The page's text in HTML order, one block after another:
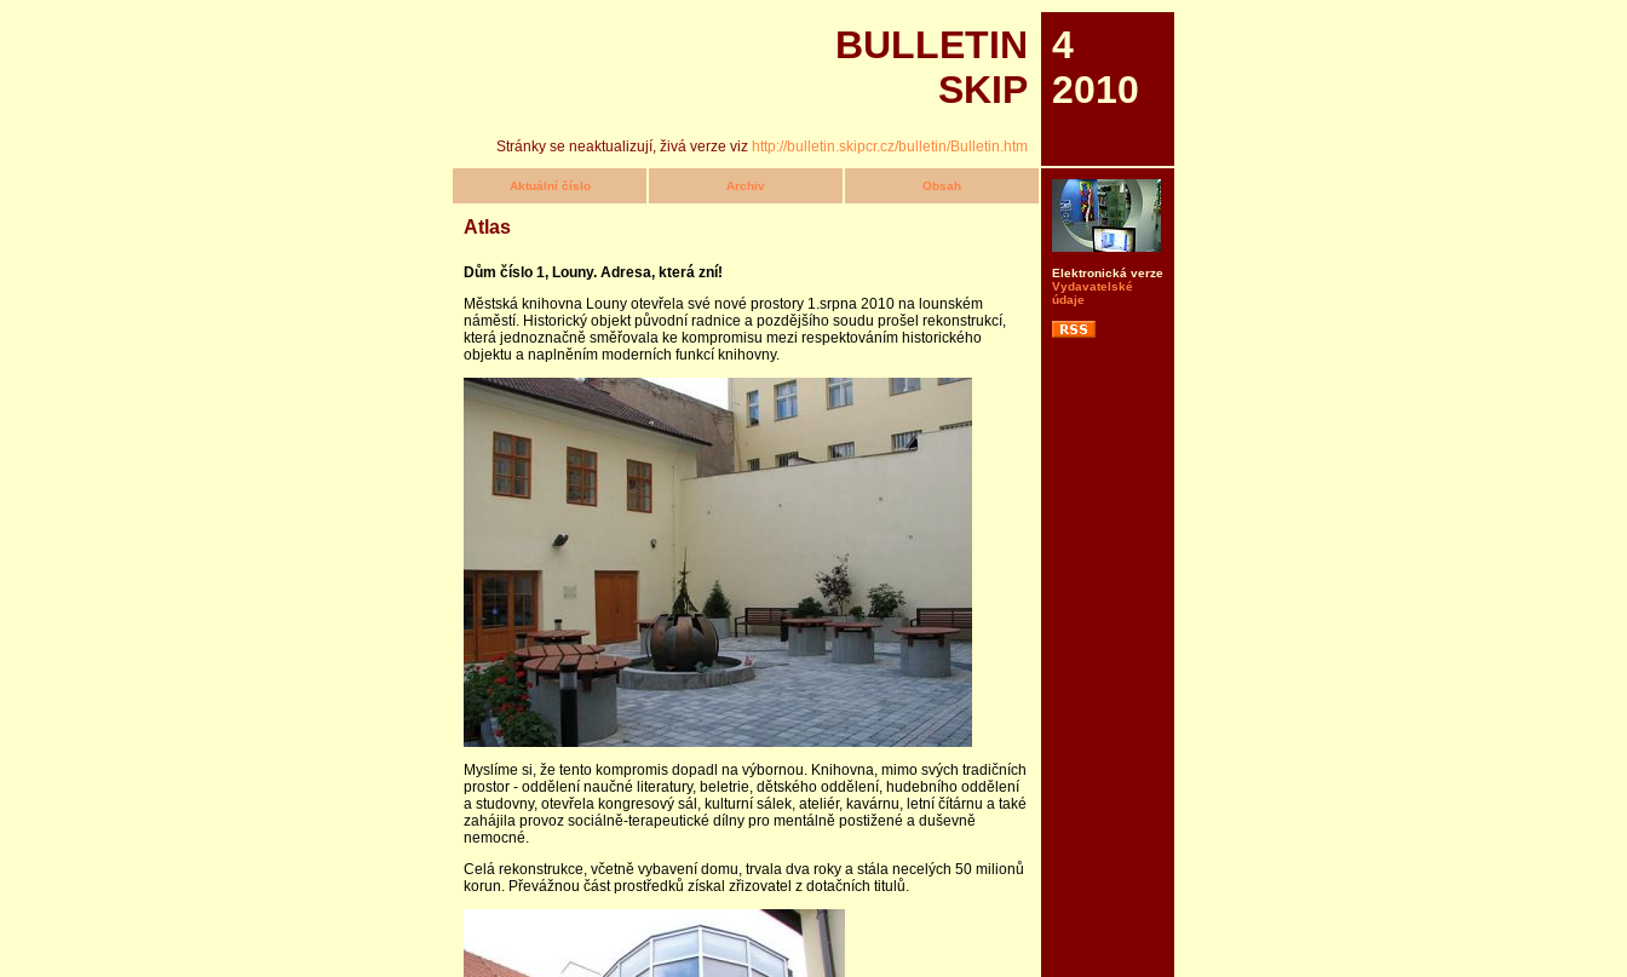
BULLETIN
SKIP
Stránky se neaktualizují, živá verze viz http://bulletin.skipcr.cz/bulletin/Bulletin.htm
4
2010
Aktuální číslo Archiv Obsah
Elektronická verze
Vydavatelské
údaje
Atlas
Dům číslo 1, Louny. Adresa, která zní!
Městská knihovna Louny otevřela své nové prostory 1.srpna 2010 na lounském
náměstí. Historický objekt původní radnice a pozdějšího soudu prošel rekonstrukcí,
která jednoznačně směřovala ke kompromisu mezi respektováním historického
objektu a naplněním moderních funkcí knihovny.
Myslíme si, že tento kompromis dopadl na výbornou. Knihovna, mimo svých tradičních
prostor - oddělení naučné literatury, beletrie, dětského oddělení, hudebního oddělení
a studovny, otevřela kongresový sál, kulturní sálek, ateliér, kavárnu, letní čítárnu a také
zahájila provoz sociálně-terapeutické dílny pro mentálně postižené a duševně
nemocné.
Celá rekonstrukce, včetně vybavení domu, trvala dva roky a stála necelých 50 milionů
korun. Převážnou část prostředků získal zřizovatel z dotačních titulů.